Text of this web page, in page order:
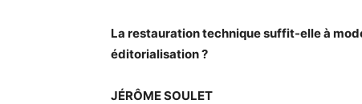
La restauration technique suffit-elle à
éditorialisation ?
JÉRÔME SOULET